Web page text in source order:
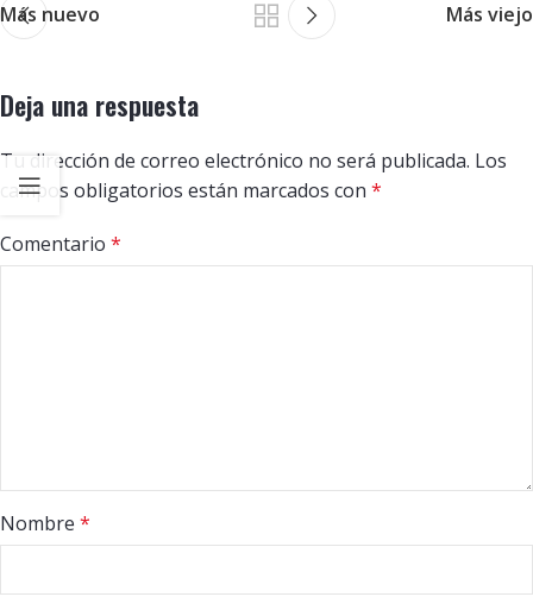
Más nuevo Más viejo
Deja una respuesta
Tu dirección de correo electrónico no será publicada. Los
campos obligatorios están marcados con *
Comentario *
Nombre *